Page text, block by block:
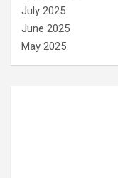
July 2025
June 2025
May 2025